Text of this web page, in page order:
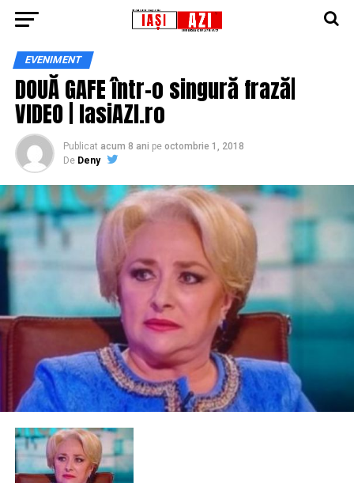
EVENIMENT
DOUĂ GAFE într-o singură frază|
VIDEO | IasiAZI.ro
Publicat acum 8 ani pe octombrie 1, 2018
De Deny